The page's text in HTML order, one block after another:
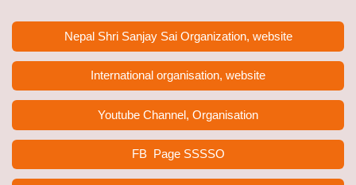
Nepal Shri Sanjay Sai Organization, website
International organisation, website
Youtube Channel, Organisation
FB Page SSSSO